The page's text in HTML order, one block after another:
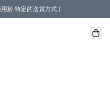
於 特定的送貨方式 )